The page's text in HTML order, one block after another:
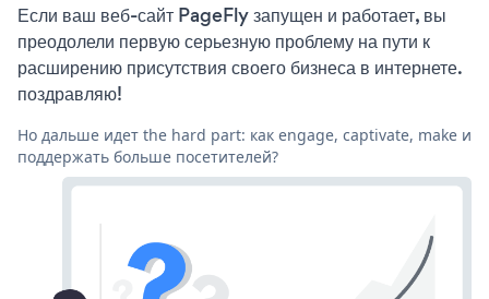
Если ваш веб-сайт PageFly запущен и работает, вы
преодолели первую серьезную проблему на пути к
расширению присутствия своего бизнеса в интернете.
поздравляю!
Но дальше идет the hard part: как engage, captivate, make и
поддержать больше посетителей?